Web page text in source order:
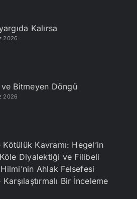
Kalırsa
2026
Bitmeyen Döngü
2026
Kavramı: Hegel’in
Diyalektiği ve Filibeli
Ahlak Felsefesi
Bir İnceleme